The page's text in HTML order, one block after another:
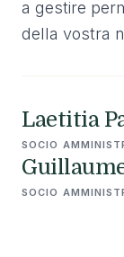
a gestire
della vostra
Laetitia
SOCIO
SOCIO